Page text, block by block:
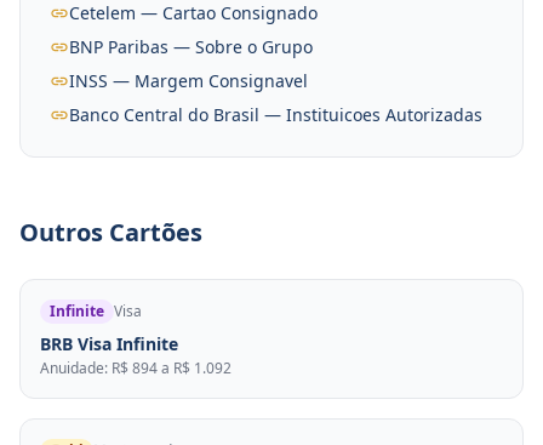
Cetelem — Cartao Consignado
BNP Paribas — Sobre o Grupo
INSS — Margem Consignavel
Banco Central do Brasil — Instituicoes Autorizadas
Outros Cartões
Infinite Visa
BRB Visa Infinite
Anuidade: R$ 894 a R$ 1.092